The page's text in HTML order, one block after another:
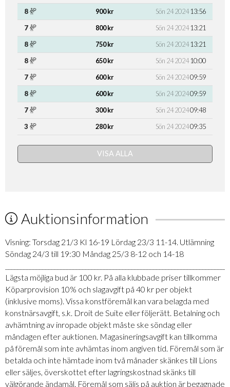
8
900 kr Sön 24 202413:56
7
800 kr Sön 24 202413:21
8
750 kr Sön 24 202413:21
8
650 kr Sön 24 202410:00
7
600 kr Sön 24 202409:59
8
600 kr Sön 24 202409:59
7
300 kr Sön 24 202409:48
3
280 kr Sön 24 202409:35
VISA ALLA
Auktionsinformation
Visning: Torsdag 21/3 Kl 16-19 Lördag 23/3 11-14. Utlämning
Söndag 24/3 till 19:30 Måndag 25/3 8-12 och 14-18
Lägsta möjliga bud är 100 kr. På alla klubbade priser tillkommer
Köparprovision 10% och slagavgift på 40 kr per objekt
(inklusive moms). Vissa konstföremål kan vara belagda med
konstnärsavgift, s.k. Droit de Suite eller följerätt. Betalning och
avhämtning av inropade objekt måste ske söndag eller
måndagen efter auktionen. Magasineringsavgift kan tillkomma
på föremål som inte avhämtas inom angiven tid. Föremål som är
betalda och inte hämtade inom två månader skänkes till Lions
eller säljes, överskottet efter lagringskostnad skänks till
välgörande ändamål. Föremål som säljs på auktion är begagnade